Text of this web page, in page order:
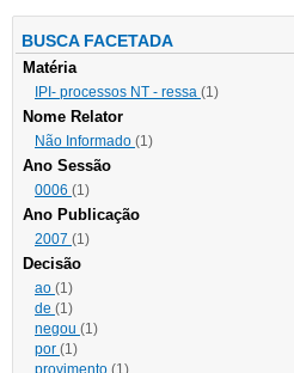
BUSCA FACETADA
Matéria
IPI- processos NT - ressa (1)
Nome Relator
Não Informado (1)
Ano Sessão
0006 (1)
Ano Publicação
2007 (1)
Decisão
ao (1)
de (1)
negou (1)
por (1)
provimento (1)